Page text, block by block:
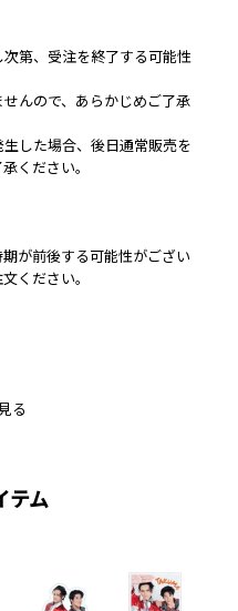
第、受注を終了する可能性
んので、あらかじめご了承
した場合、後日通常販売を
ください。
が前後する可能性がござい
ください。
る
テム